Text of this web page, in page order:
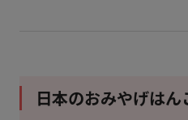
日本のおみやげはん